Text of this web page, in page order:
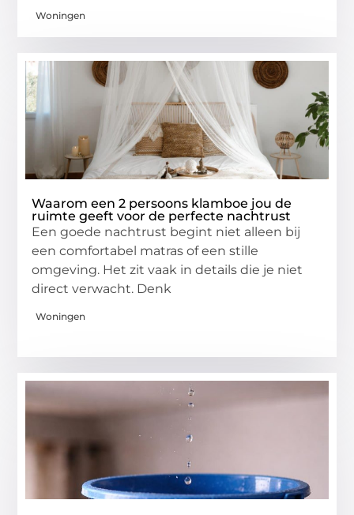
Woningen
Waarom een 2 persoons klamboe jou de
ruimte geeft voor de perfecte nachtrust
Een goede nachtrust begint niet alleen bij
een comfortabel matras of een stille
omgeving. Het zit vaak in details die je niet
direct verwacht. Denk
Woningen